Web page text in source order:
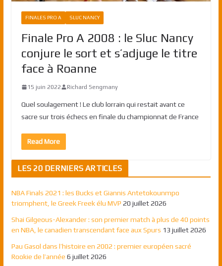
FINALES PRO A SLUC NANCY
Finale Pro A 2008 : le Sluc Nancy
conjure le sort et s’adjuge le titre
face à Roanne
15 juin 2022 Richard Sengmany
Quel soulagement ! Le club lorrain qui restait avant ce
sacre sur trois échecs en finale du championnat de France
Read More
LES 20 DERNIERS ARTICLES
NBA Finals 2021 : les Bucks et Giannis Antetokounmpo
triomphent, le Greek Freek élu MVP 20 juillet 2026
Shai Gilgeous-Alexander : son premier match à plus de 40 points
en NBA, le canadien transcendant face aux Spurs 13 juillet 2026
Pau Gasol dans l’histoire en 2002 : premier européen sacré
Rookie de l’année 6 juillet 2026